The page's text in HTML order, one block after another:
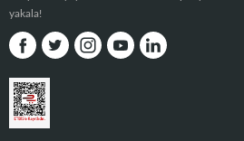
yakala!